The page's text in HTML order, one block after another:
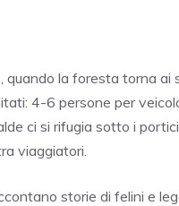
la foresta torna ai
4-6 persone per
ci si rifugia sotto i
viaggiatori.
storie di felini e